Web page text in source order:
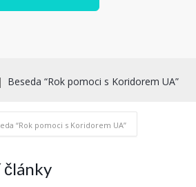
| Beseda “Rok pomoci s Koridorem UA”
“Rok pomoci s Koridorem UA”